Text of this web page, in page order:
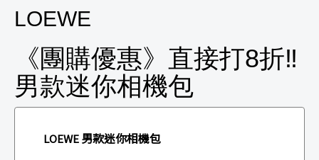
LOEWE
《團購優惠》直接打8折‼️
男款迷你相機包
LOEWE男款迷你相機包